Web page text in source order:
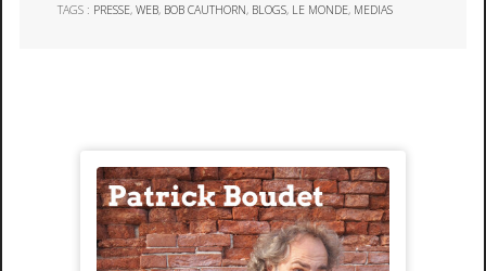
TAGS : PRESSE,WEB, BOB CAUTHORN, BLOGS, LE MONDE, MEDIAS